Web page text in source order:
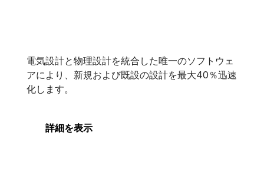
OpenUtilities Substation
電気設計と物理設計を統合した唯一のソフトウェ
アにより、新規および既設の設計を最大40％迅速
化します。
詳細を表示